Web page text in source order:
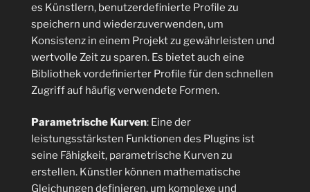
es Künstlern, benutzerdefinierte Profile zu
speichern und wiederzuverwenden, um
Konsistenz in einem Projekt zu gewährleisten und
wertvolle Zeit zu sparen. Es bietet auch eine
Bibliothek vordefinierter Profile für den schnellen
Zugriff auf häufig verwendete Formen.
Parametrische Kurven: Eine der
leistungsstärksten Funktionen des Plugins ist
seine Fähigkeit, parametrische Kurven zu
erstellen. Künstler können mathematische
Gleichungen definieren, um komplexe und